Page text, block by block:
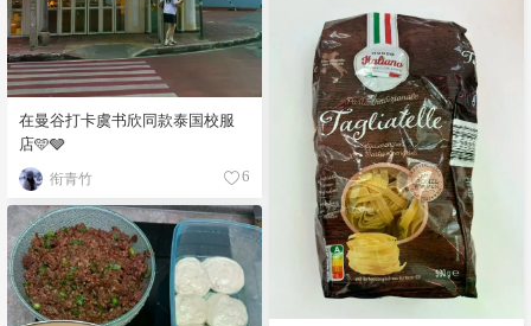
在曼谷打卡虞书欣同款泰国校服
店🩵🩶
衔青竹 6